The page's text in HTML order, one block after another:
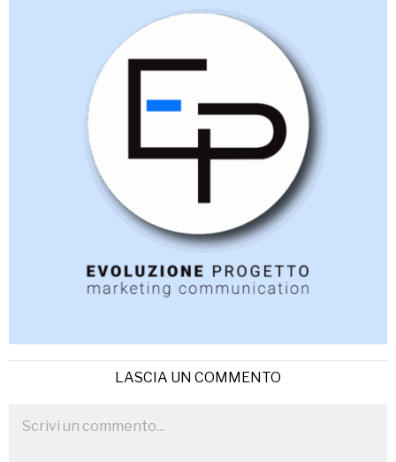
LASCIA UN COMMENTO